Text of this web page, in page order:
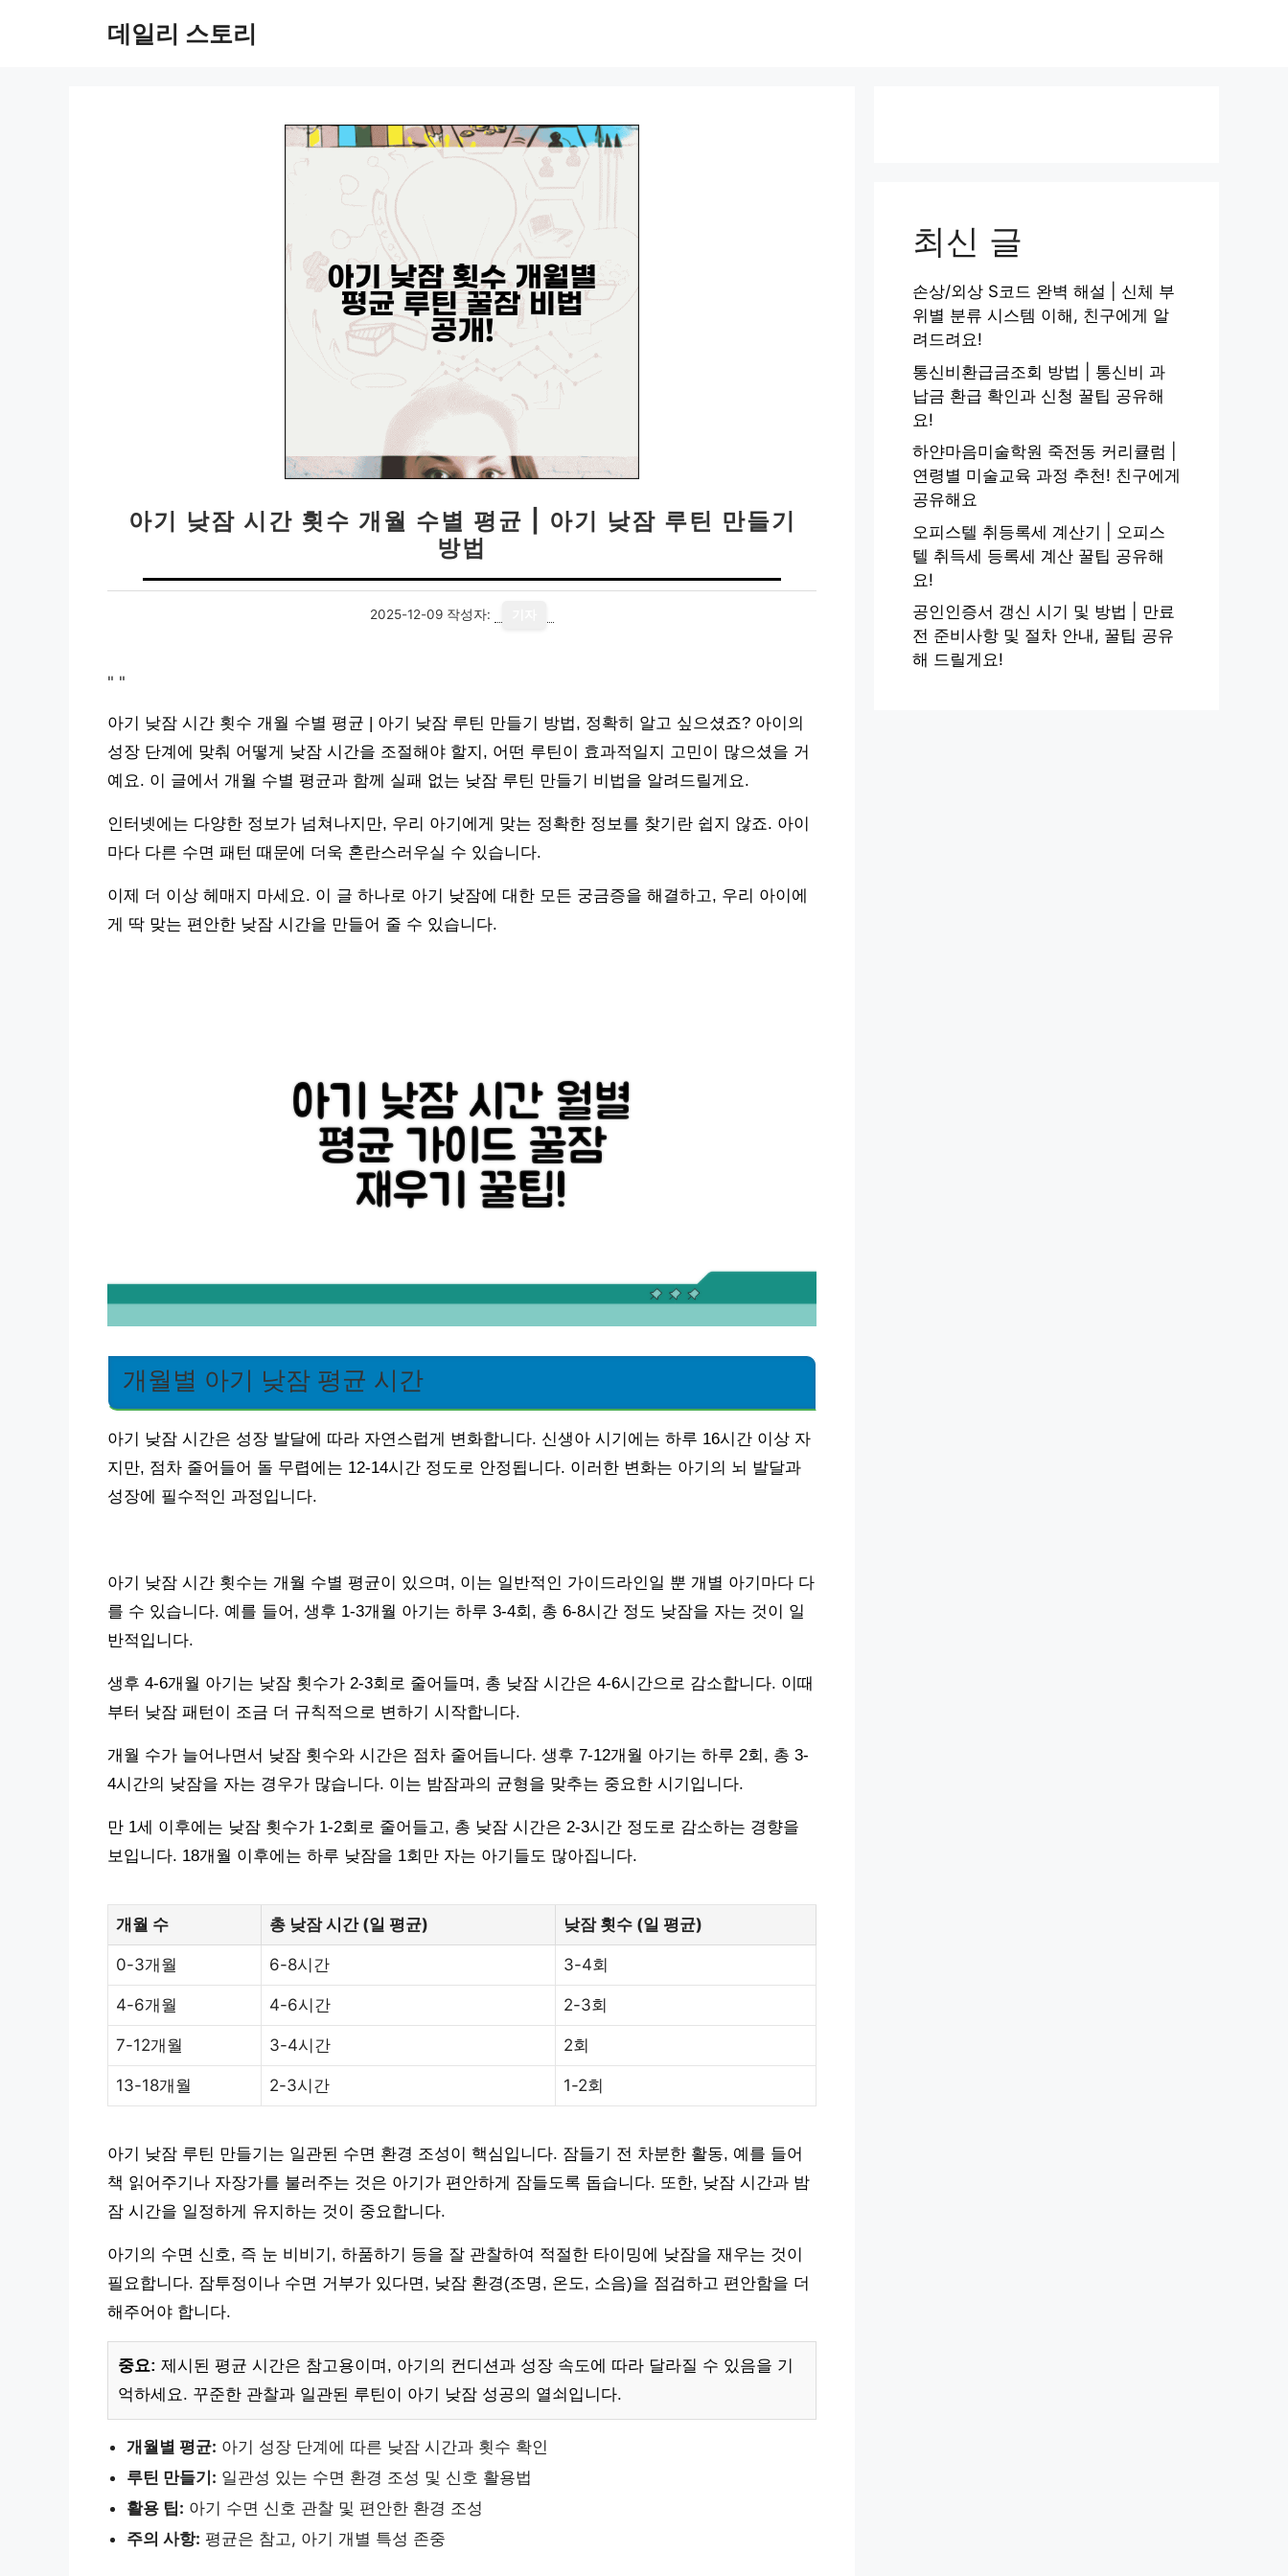
데일리 스토리
아기 낮잠 시간 횟수 개월 수별 평균 | 아기 낮잠 루틴 만들기
방법
2025-12-09 작성자:
" "
아기 낮잠 시간 횟수 개월 수별 평균 | 아기 낮잠 루틴 만들기 방법, 정확히 알고 싶으셨죠? 아이의
성장 단계에 맞춰 어떻게 낮잠 시간을 조절해야 할지, 어떤 루틴이 효과적일지 고민이 많으셨을 거
예요. 이 글에서 개월 수별 평균과 함께 실패 없는 낮잠 루틴 만들기 비법을 알려드릴게요.
인터넷에는 다양한 정보가 넘쳐나지만, 우리 아기에게 맞는 정확한 정보를 찾기란 쉽지 않죠. 아이
마다 다른 수면 패턴 때문에 더욱 혼란스러우실 수 있습니다.
이제 더 이상 헤매지 마세요. 이 글 하나로 아기 낮잠에 대한 모든 궁금증을 해결하고, 우리 아이에
게 딱 맞는 편안한 낮잠 시간을 만들어 줄 수 있습니다.
개월별 아기 낮잠 평균 시간
아기 낮잠 시간은 성장 발달에 따라 자연스럽게 변화합니다. 신생아 시기에는 하루 16시간 이상 자
지만, 점차 줄어들어 돌 무렵에는 12-14시간 정도로 안정됩니다. 이러한 변화는 아기의 뇌 발달과
성장에 필수적인 과정입니다.
아기 낮잠 시간 횟수는 개월 수별 평균이 있으며, 이는 일반적인 가이드라인일 뿐 개별 아기마다 다
를 수 있습니다. 예를 들어, 생후 1-3개월 아기는 하루 3-4회, 총 6-8시간 정도 낮잠을 자는 것이 일
반적입니다.
생후 4-6개월 아기는 낮잠 횟수가 2-3회로 줄어들며, 총 낮잠 시간은 4-6시간으로 감소합니다. 이때
부터 낮잠 패턴이 조금 더 규칙적으로 변하기 시작합니다.
개월 수가 늘어나면서 낮잠 횟수와 시간은 점차 줄어듭니다. 생후 7-12개월 아기는 하루 2회, 총 3-
4시간의 낮잠을 자는 경우가 많습니다. 이는 밤잠과의 균형을 맞추는 중요한 시기입니다.
만 1세 이후에는 낮잠 횟수가 1-2회로 줄어들고, 총 낮잠 시간은 2-3시간 정도로 감소하는 경향을
보입니다. 18개월 이후에는 하루 낮잠을 1회만 자는 아기들도 많아집니다.
개월 수 총 낮잠 시간 (일 평균) 낮잠 횟수 (일 평균)
0-3개월 6-8시간 3-4회
4-6개월 4-6시간 2-3회
7-12개월 3-4시간 2회
13-18개월 2-3시간 1-2회
아기 낮잠 루틴 만들기는 일관된 수면 환경 조성이 핵심입니다. 잠들기 전 차분한 활동, 예를 들어
책 읽어주기나 자장가를 불러주는 것은 아기가 편안하게 잠들도록 돕습니다. 또한, 낮잠 시간과 밤
잠 시간을 일정하게 유지하는 것이 중요합니다.
아기의 수면 신호, 즉 눈 비비기, 하품하기 등을 잘 관찰하여 적절한 타이밍에 낮잠을 재우는 것이
필요합니다. 잠투정이나 수면 거부가 있다면, 낮잠 환경(조명, 온도, 소음)을 점검하고 편안함을 더
해주어야 합니다.
중요: 제시된 평균 시간은 참고용이며, 아기의 컨디션과 성장 속도에 따라 달라질 수 있음을 기
억하세요. 꾸준한 관찰과 일관된 루틴이 아기 낮잠 성공의 열쇠입니다.
개월별 평균: 아기 성장 단계에 따른 낮잠 시간과 횟수 확인
루틴 만들기: 일관성 있는 수면 환경 조성 및 신호 활용법
활용 팁: 아기 수면 신호 관찰 및 편안한 환경 조성
주의 사항: 평균은 참고, 아기 개별 특성 존중
최신 글
손상/외상 S코드 완벽 해설 | 신체 부
위별 분류 시스템 이해, 친구에게 알
려드려요!
통신비환급금조회 방법 | 통신비 과
납금 환급 확인과 신청 꿀팁 공유해
요!
하얀마음미술학원 죽전동 커리큘럼 |
연령별 미술교육 과정 추천! 친구에게
공유해요
오피스텔 취등록세 계산기 | 오피스
텔 취득세 등록세 계산 꿀팁 공유해
요!
공인인증서 갱신 시기 및 방법 | 만료
전 준비사항 및 절차 안내, 꿀팁 공유
해 드릴게요!